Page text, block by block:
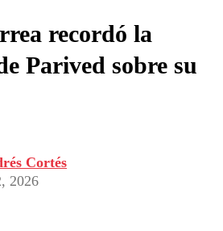
recordó la
Parived sobre su
Cortés
2026